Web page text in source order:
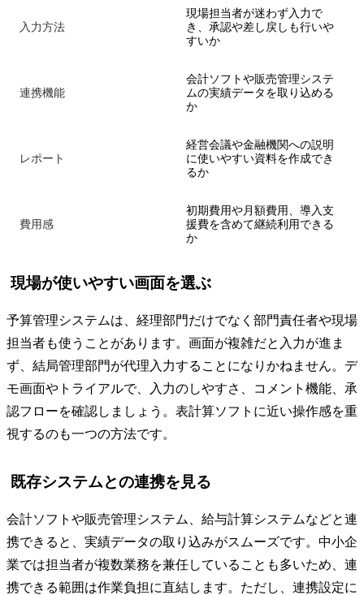
入力方法
現場担当者が迷わず入力で
き、承認や差し戻しも行いや
すいか
連携機能
会計ソフトや販売管理システ
ムの実績データを取り込める
か
レポート
経営会議や金融機関への説明
に使いやすい資料を作成でき
るか
費用感
初期費用や月額費用、導入支
援費を含めて継続利用できる
か
現場が使いやすい画面を選ぶ
予算管理システムは、経理部門だけでなく部門責任者や現場
担当者も使うことがあります。画面が複雑だと入力が進ま
ず、結局管理部門が代理入力することになりかねません。デ
モ画面やトライアルで、入力のしやすさ、コメント機能、承
認フローを確認しましょう。表計算ソフトに近い操作感を重
視するのも一つの方法です。
既存システムとの連携を見る
会計ソフトや販売管理システム、給与計算システムなどと連
携できると、実績データの取り込みがスムーズです。中小企
業では担当者が複数業務を兼任していることも多いため、連
携できる範囲は作業負担に直結します。ただし、連携設定に